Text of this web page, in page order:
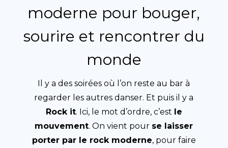
moderne pour bouger,
sourire et rencontrer du
monde
Il y a des soirées où l’on reste au bar à
regarder les autres danser. Et puis il y a
Rock it. Ici, le mot d’ordre, c’est le
mouvement. On vient pour se laisser
porter par le rock moderne, pour faire